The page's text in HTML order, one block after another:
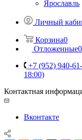
Ярославль
Личный
Корзина0
Отложенные0
+7 (952) 940-
18:00)
Контактная
Вконтакте